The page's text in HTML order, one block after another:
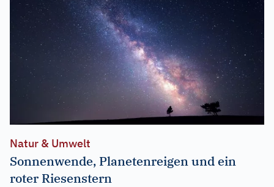
Natur & Umwelt
Sonnenwende, Planetenreigen und ein
roter Riesenstern